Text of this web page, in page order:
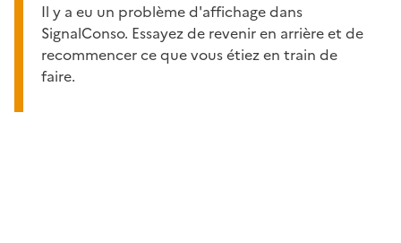
Il y a eu un problème d'affichage dans
SignalConso. Essayez de revenir en arrière et de
recommencer ce que vous étiez en train de
faire.